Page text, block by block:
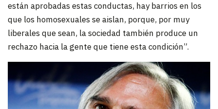
están aprobadas estas conductas, hay barrios en los
que los homosexuales se aislan, porque, por muy
liberales que sean, la sociedad también produce un
rechazo hacia la gente que tiene esta condición”.